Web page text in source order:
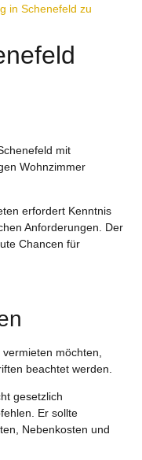
in Schenefeld zu
erfordert Kenntnis
Anforderungen. Der
Chancen für
möchten,
beachtet werden.
gesetzlich
Er sollte
Nebenkosten und